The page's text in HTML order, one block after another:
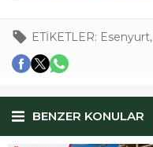
ETİKETLER: Esenyurt,
BENZER KONULAR